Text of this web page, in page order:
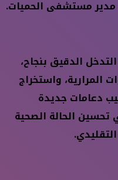
مدير مستشفى الحميات.
الدقيق بنجاح،
المرارية، واستخراج
دعامات جديدة
تحسين الحالة الصحية